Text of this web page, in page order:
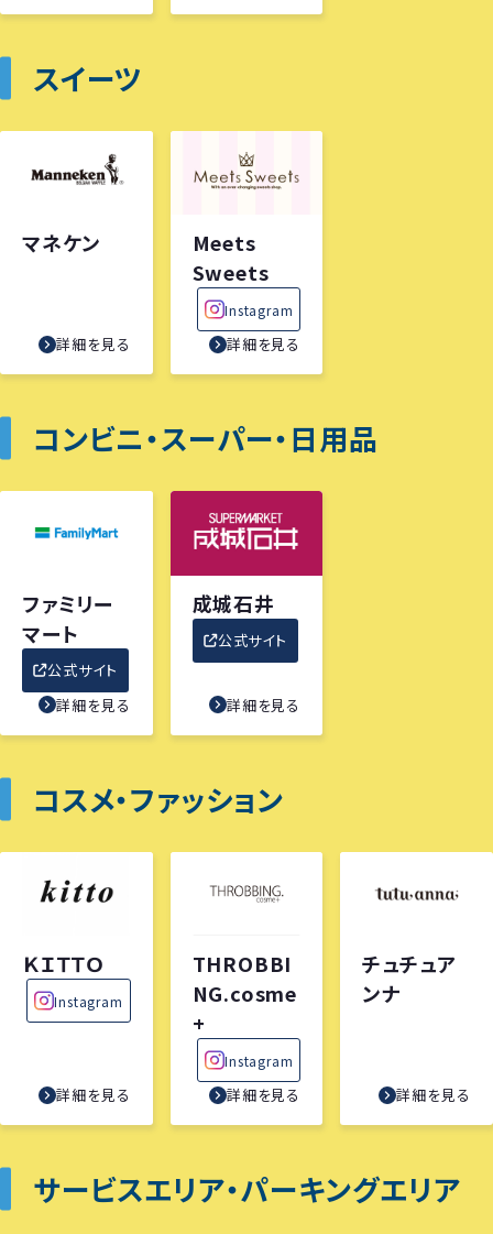
スイーツ
マネケン
詳細を見る
Meets
Sweets
Instagram
詳細を見る
コンビニ・スーパー・日用品
ファミリー
マート
公式サイト
詳細を見る
成城石井
公式サイト
詳細を見る
コスメ・ファッション
ＫＩＴＴＯ
Instagram
詳細を見る
THROBBI
NG.cosme
+
Instagram
詳細を見る
チュチュア
ンナ
詳細を見る
サービスエリア・パーキングエリア